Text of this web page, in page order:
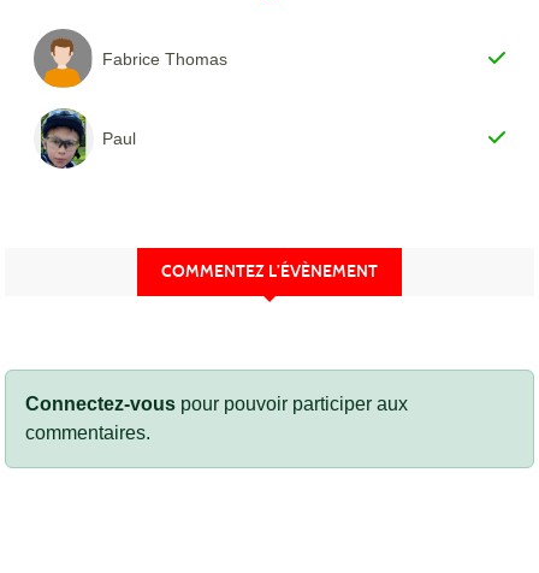
Fabrice Thomas
Paul
COMMENTEZ L’ÉVÈNEMENT
Connectez-vous pour pouvoir participer aux
commentaires.